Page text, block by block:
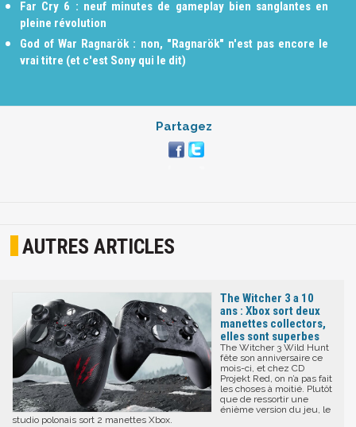
Far Cry 6 : neuf minutes de gameplay bien sanglantes en
pleine révolution
God of War Ragnarök : non, "Ragnarök" n'est pas encore le
vrai titre (et c'est Sony qui le dit)
Partagez
AUTRES ARTICLES
The Witcher 3 a 10
ans : Xbox sort deux
manettes collectors,
elles sont superbes
The Witcher 3 Wild Hunt
fête son anniversaire ce
mois-ci, et chez CD
Projekt Red, on n’a pas fait
les choses à moitié. Plutôt
que de ressortir une
énième version du jeu, le
studio polonais sort 2 manettes Xbox.